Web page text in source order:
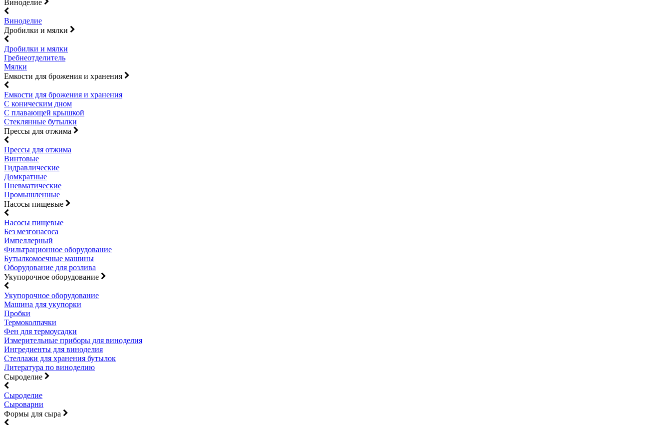
Виноделие
Виноделие
Дробилки и мялки
Дробилки и мялки
Гребнеотделитель
Мялки
Емкости для брожения и хранения
Емкости для брожения и хранения
С коническим дном
С плавающей крышкой
Стеклянные бутылки
Прессы для отжима
Прессы для отжима
Винтовые
Гидравлические
Домкратные
Пневматические
Промышленные
Насосы пищевые
Насосы пищевые
Без мезгонасоса
Импеллерный
Фильтрационное оборудование
Бутылкомоечные машины
Оборудование для розлива
Укупорочное оборудование
Укупорочное оборудование
Машина для укупорки
Пробки
Термоколпачки
Фен для термоусадки
Измерительные приборы для виноделия
Ингредиенты для виноделия
Стеллажи для хранения бутылок
Литература по виноделию
Сыроделие
Сыроделие
Сыроварни
Формы для сыра